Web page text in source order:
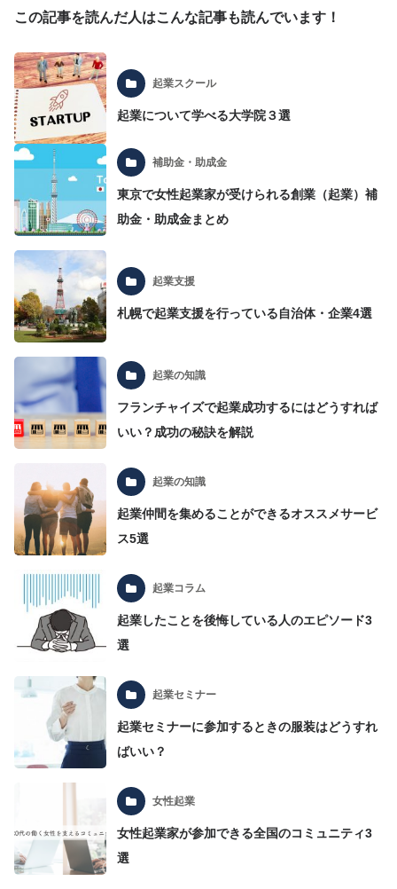
この記事を読んだ人はこんな記事も読んでいます！
起業スクール
起業について学べる大学院３選
補助金・助成金
東京で女性起業家が受けられる創業（起業）補
助金・助成金まとめ
起業支援
札幌で起業支援を行っている自治体・企業4選
起業の知識
フランチャイズで起業成功するにはどうすれば
いい？成功の秘訣を解説
起業の知識
起業仲間を集めることができるオススメサービ
ス5選
起業コラム
起業したことを後悔している人のエピソード3
選
起業セミナー
起業セミナーに参加するときの服装はどうすれ
ばいい？
女性起業
女性起業家が参加できる全国のコミュニティ3
選